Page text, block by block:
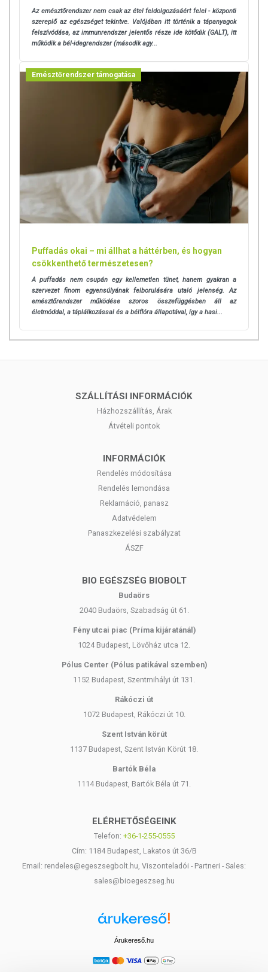
Az emésztőrendszer nem csak az étel feldolgozásáért felel - központi
szereplő az egészséget tekintve. Valójában itt történik a tápanyagok
felszívódása, az immunrendszer jelentős része ide kötődik (GALT), itt
működik a bél-idegrendszer (második agy...
Emésztőrendszer támogatása
Puffadás okai – mi állhat a háttérben, és hogyan
csökkenthető természetesen?
A puffadás nem csupán egy kellemetlen tünet, hanem gyakran a
szervezet finom egyensúlyának felborulására utaló jelenség. Az
emésztőrendszer működése szoros összefüggésben áll az
életmóddal, a táplálkozással és a bélflóra állapotával, így a hasi...
SZÁLLÍTÁSI INFORMÁCIÓK
Házhozszállítás, Árak
Átvételi pontok
INFORMÁCIÓK
Rendelés módosítása
Rendelés lemondása
Reklamáció, panasz
Adatvédelem
Panaszkezelési szabályzat
ÁSZF
BIO EGÉSZSÉG BIOBOLT
Budaörs
2040 Budaörs, Szabadság út 61.
Fény utcai piac (Príma kijáratánál)
1024 Budapest, Lövőház utca 12.
Pólus Center (Pólus patikával szemben)
1152 Budapest, Szentmihályi út 131.
Rákóczi út
1072 Budapest, Rákóczi út 10.
Szent István körút
1137 Budapest, Szent István Körút 18.
Bartók Béla
1114 Budapest, Bartók Béla út 71.
ELÉRHETŐSÉGEINK
Telefon: +36-1-255-0555
Cím: 1184 Budapest, Lakatos út 36/B
Email: rendeles@egeszsegbolt.hu, Viszonteladói - Partneri - Sales:
sales@bioegeszseg.hu
Árukereső.hu